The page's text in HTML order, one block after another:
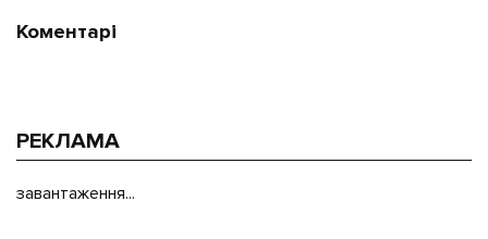
Коментарі
РЕКЛАМА
завантаження...